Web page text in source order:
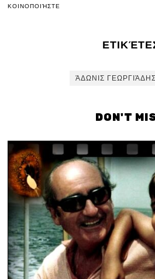
ΚΟΙΝΟΠΟΙΉΣΤΕ
ΆΔΩΝΙΣ
DON'T